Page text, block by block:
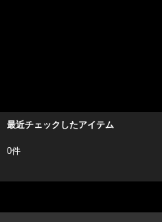
最近チェックしたアイテム
0件